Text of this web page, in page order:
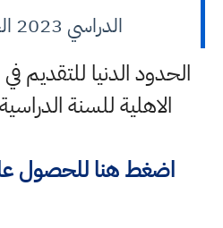
الدراسي 2023 الحدود الدنيا
الحدود الدنيا للتقديم
الاهلية للسنة الدراسية 2022 - 2023
اضغط هناللحصول